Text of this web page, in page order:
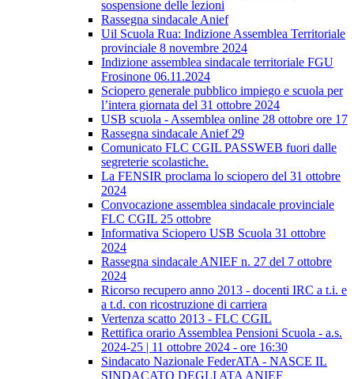
sospensione delle lezioni
Rassegna sindacale Anief
Uil Scuola Rua: Indizione Assemblea Territoriale
provinciale 8 novembre 2024
Indizione assemblea sindacale territoriale FGU
Frosinone 06.11.2024
Sciopero generale pubblico impiego e scuola per
l’intera giornata del 31 ottobre 2024
USB scuola - Assemblea online 28 ottobre ore 17
Rassegna sindacale Anief 29
Comunicato FLC CGIL PASSWEB fuori dalle
segreterie scolastiche.
La FENSIR proclama lo sciopero del 31 ottobre
2024
Convocazione assemblea sindacale provinciale
FLC CGIL 25 ottobre
Informativa Sciopero USB Scuola 31 ottobre
2024
Rassegna sindacale ANIEF n. 27 del 7 ottobre
2024
Ricorso recupero anno 2013 - docenti IRC a t.i. e
a t.d. con ricostruzione di carriera
Vertenza scatto 2013 - FLC CGIL
Rettifica orario Assemblea Pensioni Scuola - a.s.
2024-25 | 11 ottobre 2024 - ore 16:30
Sindacato Nazionale FederATA - NASCE IL
SINDACATO DEGLI ATA ANIEF